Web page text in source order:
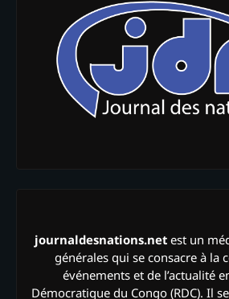
journaldesnations.netest un
générales qui se consacre à la
événements et de l’actualité
Démocratique du Congo (RDC). Il